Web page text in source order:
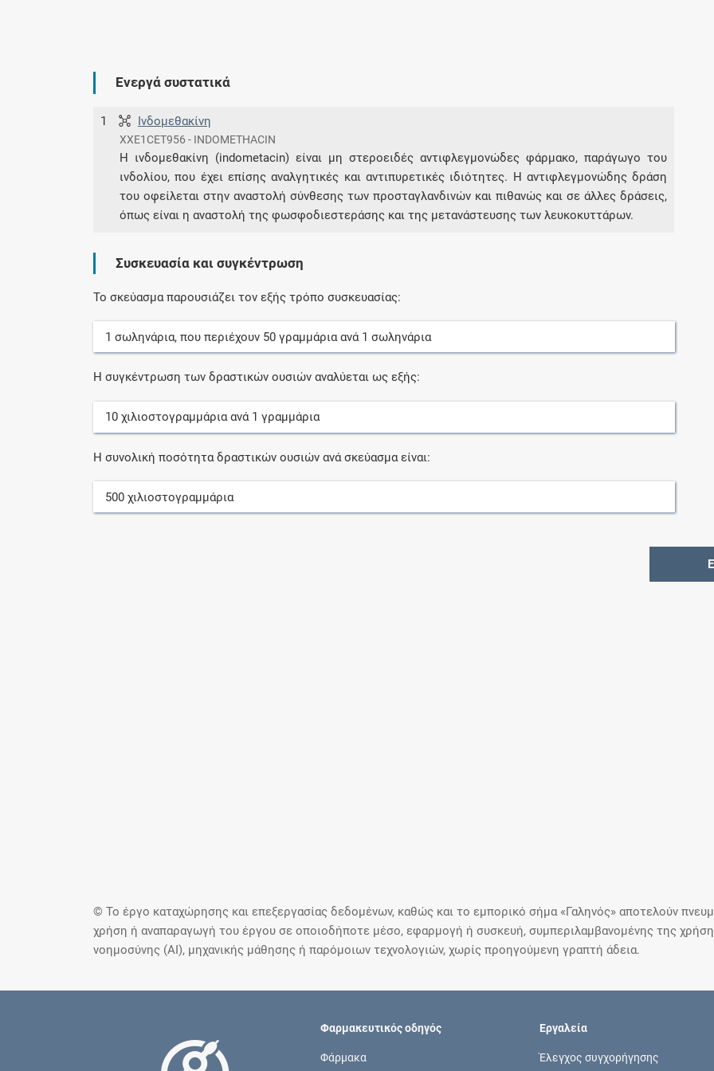
Ενεργά συστατικά
1 Ινδομεθακίνη
XXE1CET956 - INDOMETHACIN
Η ινδομεθακίνη (indometacin) είναι μη στεροειδές αντιφλεγμονώδες φάρμακο, παράγωγο του
ινδολίου, που έχει επίσης αναλγητικές και αντιπυρετικές ιδιότητες. Η αντιφλεγμονώδης δράση
του οφείλεται στην αναστολή σύνθεσης των προσταγλανδινών και πιθανώς και σε άλλες δράσεις,
όπως είναι η αναστολή της φωσφοδιεστεράσης και της μετανάστευσης των λευκοκυττάρων.
Συσκευασία και συγκέντρωση
Το σκεύασμα παρουσιάζει τον εξής τρόπο συσκευασίας:
1 σωληνάρια, που περιέχουν 50 γραμμάριαανά 1 σωληνάρια
Η συγκέντρωση των δραστικών ουσιών αναλύεται ως εξής:
10 χιλιοστογραμμάριαανά 1 γραμμάρια
Η συνολική ποσότητα δραστικών ουσιών ανά σκεύασμα είναι:
500 χιλιοστογραμμάρια
© Το έργο καταχώρησης και επεξεργασίας δεδομένων, καθώς και το εμπορικό σήμα «Γαληνός» αποτελούν
χρήση ή αναπαραγωγή του έργου σε οποιοδήποτε μέσο, εφαρμογή ή συσκευή, συμπεριλαμβανομένης της
νοημοσύνης (AI), μηχανικής μάθησης ή παρόμοιων τεχνολογιών, χωρίς προηγούμενη γραπτή άδεια.
Φαρμακευτικός οδηγός
Φάρμακα
Εργαλεία
Έλεγχος συγχορήγησης